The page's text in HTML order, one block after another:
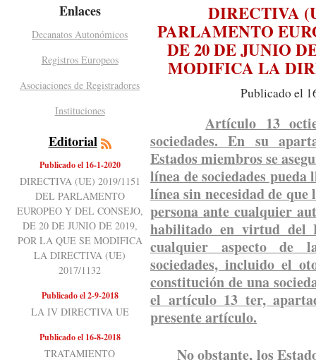
Enlaces
Decanatos Autonómicos
Registros Europeos
Asociaciones de Registradores
Instituciones
Editorial
Publicado el 16-1-2020
DIRECTIVA (UE) 2019/1151
DEL PARLAMENTO
EUROPEO Y DEL CONSEJO,
DE 20 DE JUNIO DE 2019,
POR LA QUE SE MODIFICA
LA DIRECTIVA (UE)
2017/1132
Publicado el 2-9-2018
LA IV DIRECTIVA UE
Publicado el 16-8-2018
TRATAMIENTO
DIRECTIVA
PARLAMENTO
DE 20 DE JUNIO
MODIFICA LA
Publicado el
Artículo 13
sociedades. En su
Estados miembros se
línea de sociedades
línea sin necesidad de
persona ante cualquier
habilitado en virtud del
cualquier aspecto de
sociedades, incluido el
constitución de una
el artículo 13 ter,
presente artículo.
No obstante, los